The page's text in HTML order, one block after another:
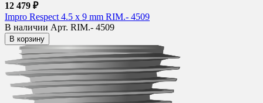
12 479 ₽
Impro Respect 4.5 x 9 mm RIM.- 4509
В наличии Арт. RIM.- 4509
В корзину